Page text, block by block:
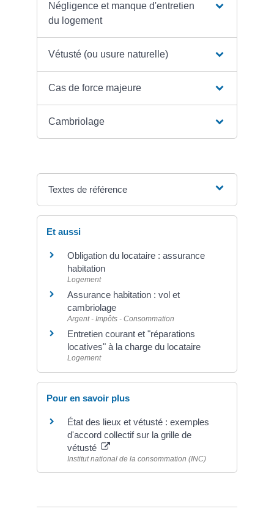
Négligence et manque d'entretien
du logement
Vétusté (ou usure naturelle)
Cas de force majeure
Cambriolage
Textes de référence
Et aussi
Obligation du locataire : assurance
habitation
Logement
Assurance habitation : vol et
cambriolage
Argent - Impôts - Consommation
Entretien courant et "réparations
locatives" à la charge du locataire
Logement
Pour en savoir plus
État des lieux et vétusté : exemples
d'accord collectif sur la grille de
vétusté
Institut national de la consommation (INC)